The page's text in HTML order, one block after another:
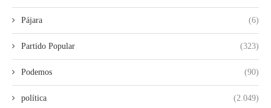
Pájara (6)
Partido Popular (323)
Podemos (90)
política (2.049)